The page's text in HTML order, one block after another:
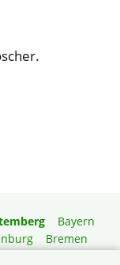
Bayern
Bremen